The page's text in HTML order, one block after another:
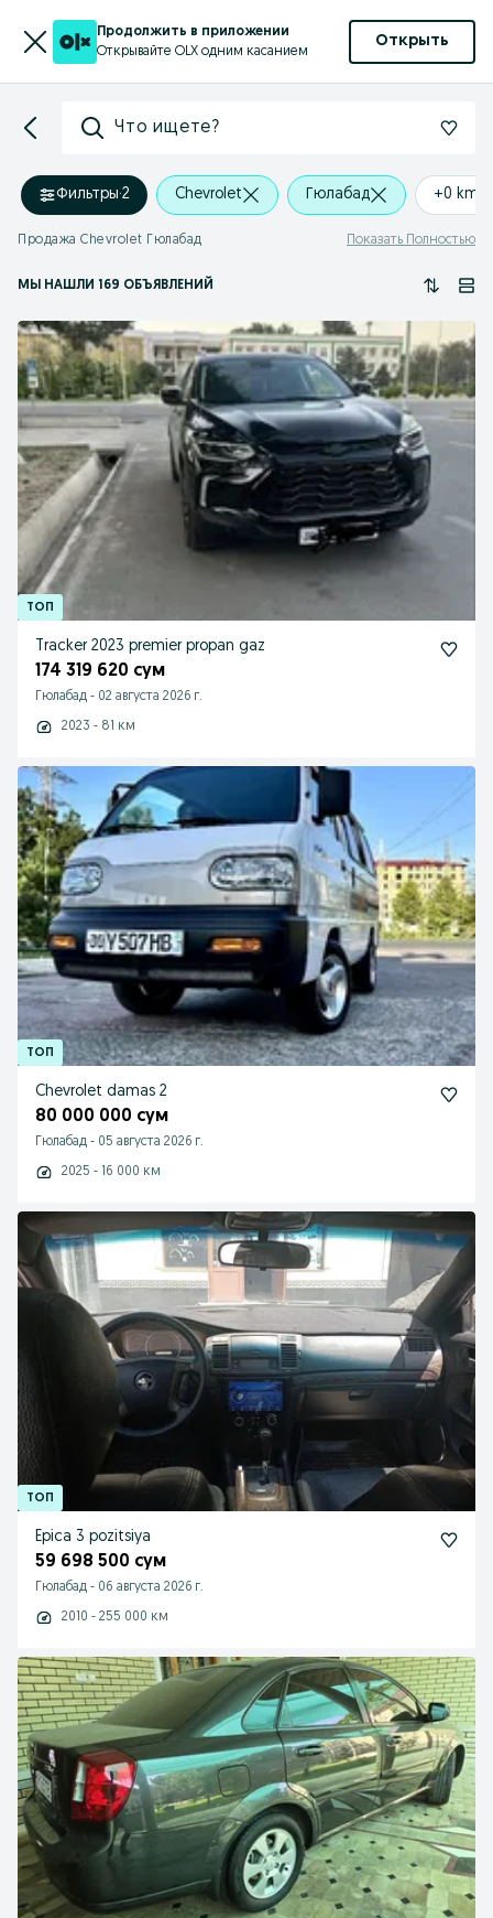
Продолжить в приложении
Открывайте OLX одним касанием
Открыть
Что ищете?
Фильтры·2 Chevrolet Гюлабад +0 km
Продажа Chevrolet Гюлабад Показать Полностью
МЫ НАШЛИ 169 ОБЪЯВЛЕНИЙ
Tracker 2023 premier propan gaz
174 319 620 сум
Гюлабад - 02 августа 2026 г.
2023 - 81 км
Chevrolet damas 2
80 000 000 сум
Гюлабад - 05 августа 2026 г.
2025 - 16 000 км
Epica 3 pozitsiya
59 698 500 сум
Гюлабад - 06 августа 2026 г.
2010 - 255 000 км